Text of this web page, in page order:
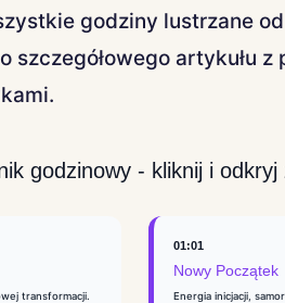
godziny lustrzane
artykułu z
godzinowy - kliknij i odkryj
transformacji.
01:01
Nowy Początek
Energia inicjacji,